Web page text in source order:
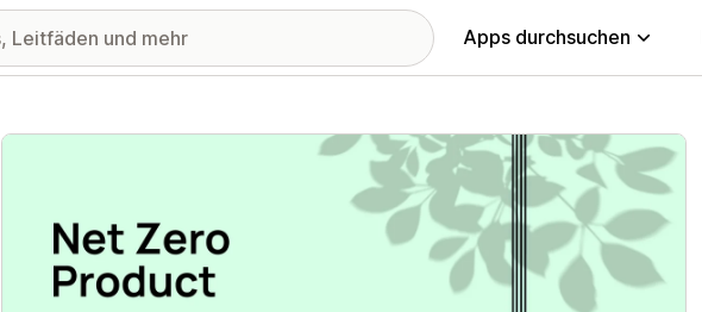
Apps durchsuchen
Vorgestellte Bildergalerie